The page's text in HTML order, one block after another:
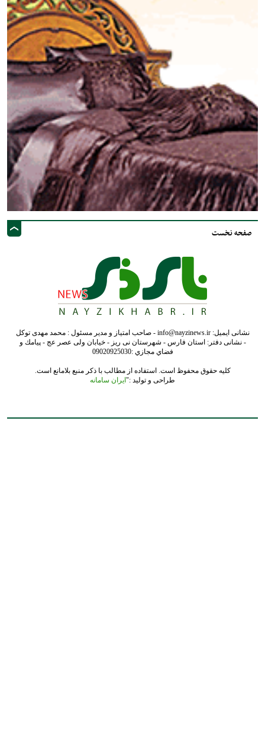
صفحه نخست
نشانی ایمیل: info@nayzinews.ir - صاحب امتیاز و مدیر مسئول : محمد مهدی توکل
- نشانی دفتر: استان فارس - شهرستان نی ریز - خیابان ولی عصر عج - پيامك و
فضاي مجازي :09020925030
کلیه حقوق محفوظ است. استفاده از مطالب با ذکر منبع بلامانع است.
طراحی و تولید :"ایران سامانه